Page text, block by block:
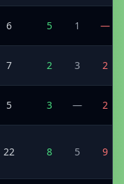
6 5 1 —
7 2 3 2
5 3 — 2
22 8 5 9